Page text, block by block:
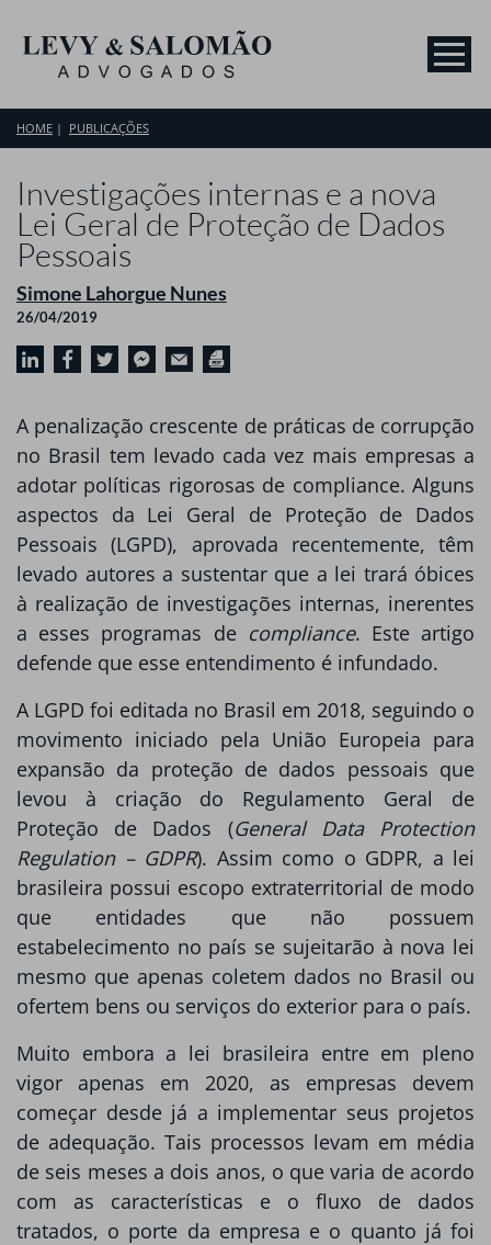
HOME PUBLICAÇÕES
Investigações internas e a nova
Lei Geral de Proteção de Dados
Pessoais
Simone Lahorgue Nunes
26/04/2019
A penalização crescente de práticas de corrupção
no Brasil tem levado cada vez mais empresas a
adotar políticas rigorosas de compliance. Alguns
aspectos da Lei Geral de Proteção de Dados
Pessoais (LGPD), aprovada recentemente, têm
levado autores a sustentar que a lei trará óbices
à realização de investigações internas, inerentes
a esses programas de compliance. Este artigo
defende que esse entendimento é infundado.
A LGPD foi editada no Brasil em 2018, seguindo o
movimento iniciado pela União Europeia para
expansão da proteção de dados pessoais que
levou à criação do Regulamento Geral de
Proteção de Dados (General Data Protection
Regulation – GDPR). Assim como o GDPR, a lei
brasileira possui escopo extraterritorial de modo
que entidades que não possuem
estabelecimento no país se sujeitarão à nova lei
mesmo que apenas coletem dados no Brasil ou
ofertem bens ou serviços do exterior para o país.
Muito embora a lei brasileira entre em pleno
vigor apenas em 2020, as empresas devem
começar desde já a implementar seus projetos
de adequação. Tais processos levam em média
de seis meses a dois anos, o que varia de acordo
com as características e o fluxo de dados
tratados, o porte da empresa e o quanto já foi